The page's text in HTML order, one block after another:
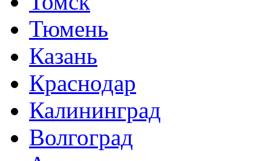
Тюмень
Казань
Краснодар
Калининград
Волгоград